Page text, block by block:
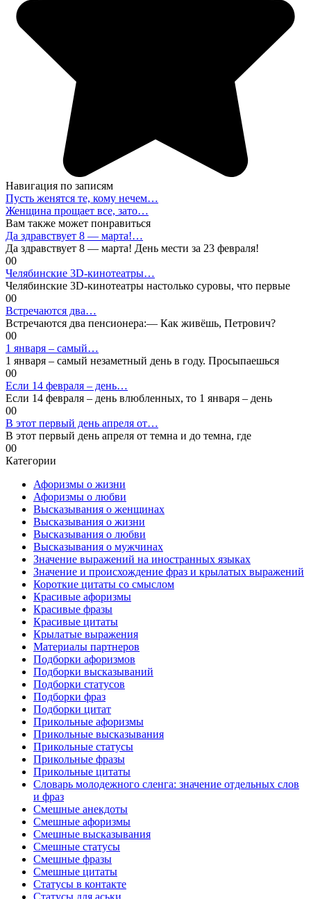
Навигация по записям
Пусть женятся те, кому нечем…
Женщина прощает все, зато…
Вам также может понравиться
Да здравствует 8 — марта!…
Да здравствует 8 — марта! День мести за 23 февраля!
00
Челябинские 3D-кинотеатры…
Челябинские 3D-кинотеатры настолько суровы, что первые
00
Встречаются два…
Встречаются два пенсионера:— Как живёшь, Петрович?
00
1 января – самый…
1 января – самый незаметный день в году. Просыпаешься
00
Если 14 февраля – день…
Если 14 февраля – день влюбленных, то 1 января – день
00
В этот первый день апреля от…
В этот первый день апреля от темна и до темна, где
00
Категории
Афоризмы о жизни
Афоризмы о любви
Высказывания о женщинах
Высказывания о жизни
Высказывания о любви
Высказывания о мужчинах
Значение выражений на иностранных языках
Значение и происхождение фраз и крылатых выражений
Короткие цитаты со смыслом
Красивые афоризмы
Красивые фразы
Красивые цитаты
Крылатые выражения
Материалы партнеров
Подборки афоризмов
Подборки высказываний
Подборки статусов
Подборки фраз
Подборки цитат
Прикольные афоризмы
Прикольные высказывания
Прикольные статусы
Прикольные фразы
Прикольные цитаты
Словарь молодежного сленга: значение отдельных слов
и фраз
Смешные анекдоты
Смешные афоризмы
Смешные высказывания
Смешные статусы
Смешные фразы
Смешные цитаты
Статусы в контакте
Статусы для аськи